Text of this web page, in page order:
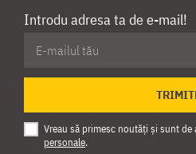
Introdu adresa ta de e-mail!
Vreau să primesc noutăți și sunt de
personale.